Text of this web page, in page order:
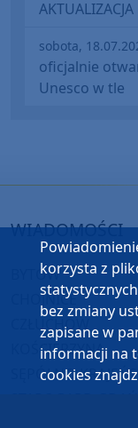
AKTUALIZACJA
sobota,
oficjalnie
Unesco w tle
WIADOMOŚCI
BYTÓW
CHOJNICE
CZŁUCHÓW
KOŚCIERZYNA
SĘPÓLNO
korzysta z
bez zmiany
zapisane w
informacji na
cookies